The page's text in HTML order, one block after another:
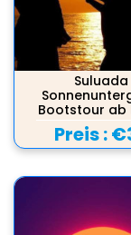
Suluada
Bootstour ab
Preis :